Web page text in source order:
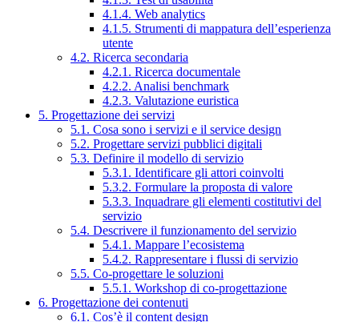
4.1.4. Web analytics
4.1.5. Strumenti di mappatura dell’esperienza
utente
4.2. Ricerca secondaria
4.2.1. Ricerca documentale
4.2.2. Analisi benchmark
4.2.3. Valutazione euristica
5. Progettazione dei servizi
5.1. Cosa sono i servizi e il service design
5.2. Progettare servizi pubblici digitali
5.3. Definire il modello di servizio
5.3.1. Identificare gli attori coinvolti
5.3.2. Formulare la proposta di valore
5.3.3. Inquadrare gli elementi costitutivi del
servizio
5.4. Descrivere il funzionamento del servizio
5.4.1. Mappare l’ecosistema
5.4.2. Rappresentare i flussi di servizio
5.5. Co-progettare le soluzioni
5.5.1. Workshop di co-progettazione
6. Progettazione dei contenuti
6.1. Cos’è il content design